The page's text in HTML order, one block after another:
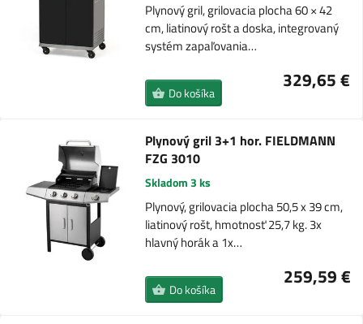
Plynový gril, grilovacia plocha 60 × 42
cm, liatinový rošt a doska, integrovaný
systém zapaľovania…
329,65 €
Do košíka
Plynový gril 3+1 hor. FIELDMANN
FZG 3010
Skladom 3 ks
Plynový, grilovacia plocha 50,5 x 39 cm,
liatinový rošt, hmotnosť 25,7 kg. 3x
hlavný horák a 1x…
259,59 €
Do košíka